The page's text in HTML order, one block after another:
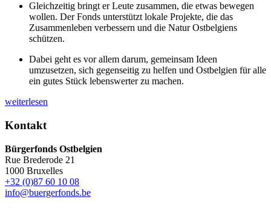
Gleichzeitig bringt er Leute zusammen, die etwas bewegen
wollen. Der Fonds unterstützt lokale Projekte, die das
Zusammenleben verbessern und die Natur Ostbelgiens
schützen.
Dabei geht es vor allem darum, gemeinsam Ideen
umzusetzen, sich gegenseitig zu helfen und Ostbelgien für alle
ein gutes Stück lebenswerter zu machen.
weiterlesen
Kontakt
Bürgerfonds Ostbelgien
Rue Brederode 21
1000 Bruxelles
+32 (0)87 60 10 08
info@buergerfonds.be